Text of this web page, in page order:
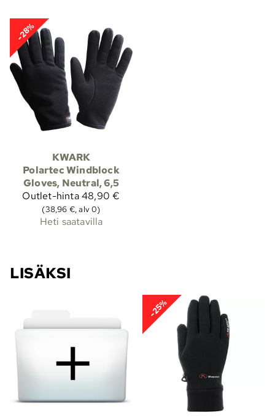
-28%
KWARK
Polartec Windblock
Gloves, Neutral, 6,5
Outlet-hinta48,90 €
(38,96 €, alv 0)
Heti saatavilla
LISÄKSI
-25%